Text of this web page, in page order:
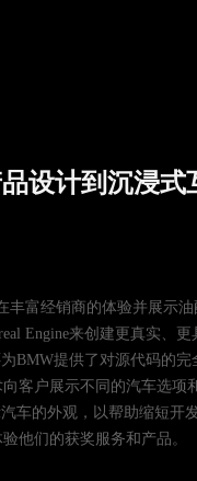
设计到沉浸式
丰富经销商的体验并展示
Engine来创建更真实、
BMW提供了对源代码的
客户展示不同的汽车选
车的外观，以帮助缩短
他们的获奖服务和产品。